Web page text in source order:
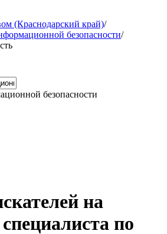
(Краснодарский край)/
безопасности/
безопасности
на
по